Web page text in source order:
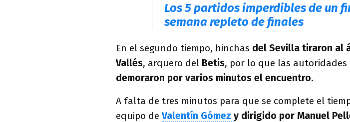
Los 5 partidos imperdibles de un
semana repleto de finales
En el segundo tiempo, hinchas del Sevilla tiraron al
Vallés, arquero del Betis, por lo que las
demoraron por varios minutos el encuentro.
A falta de tres minutos para que se complete el
equipo deValentín Gómez y dirigido por Manuel